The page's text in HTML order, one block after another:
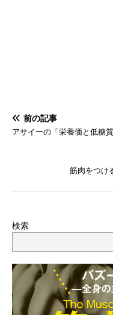
前の記事
アサイーの「栄養価と低糖
筋肉をつけ
検索